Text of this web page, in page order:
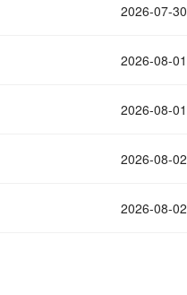
2026-07-30
2026-08-01
2026-08-01
2026-08-02
2026-08-02